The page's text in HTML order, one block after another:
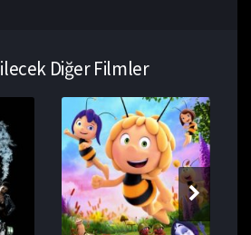
Diğer Filmler